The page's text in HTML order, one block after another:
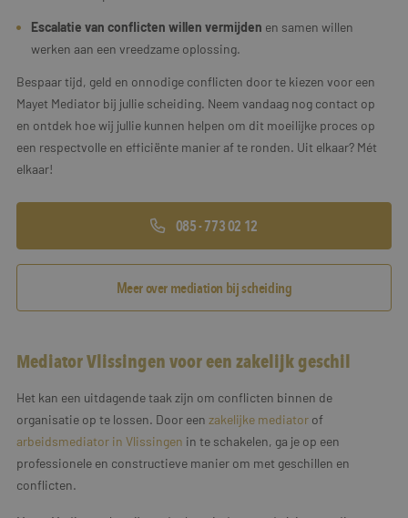
Escalatie van conflicten willen vermijden en samen willen
werken aan een vreedzame oplossing.
Bespaar tijd, geld en onnodige conflicten door te kiezen voor een
Mayet Mediator bij jullie scheiding. Neem vandaag nog contact op
en ontdek hoe wij jullie kunnen helpen om dit moeilijke proces op
een respectvolle en efficiënte manier af te ronden. Uit elkaar? Mét
elkaar!
085 - 773 02 12
Meer over mediation bij scheiding
Mediator Vlissingen voor een zakelijk geschil
Het kan een uitdagende taak zijn om conflicten binnen de
organisatie op te lossen. Door een zakelijke mediator of
arbeidsmediator in Vlissingen in te schakelen, ga je op een
professionele en constructieve manier om met geschillen en
conflicten.